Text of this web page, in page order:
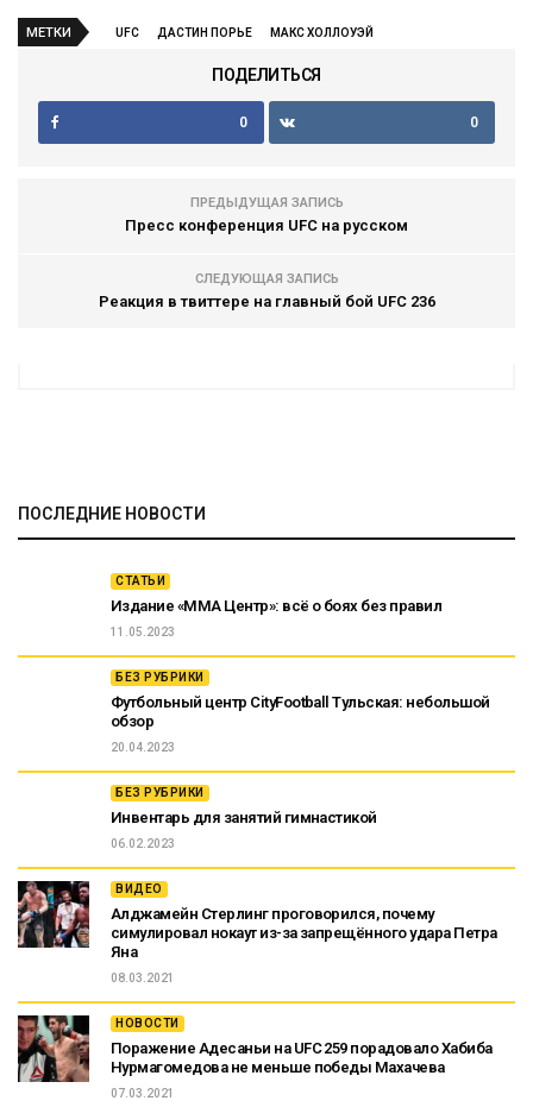
МЕТКИ UFC ДАСТИН ПОРЬЕ МАКС ХОЛЛОУЭЙ
ПОДЕЛИТЬСЯ
0 0
ПРЕДЫДУЩАЯ ЗАПИСЬ
Пресс конференция UFC на русском
СЛЕДУЮЩАЯ ЗАПИСЬ
Реакция в твиттере на главный бой UFC 236
ПОСЛЕДНИЕ НОВОСТИ
СТАТЬИ
Издание «ММА Центр»: всё о боях без правил
11.05.2023
БЕЗ РУБРИКИ
Футбольный центр CityFootball Тульская: небольшой
обзор
20.04.2023
БЕЗ РУБРИКИ
Инвентарь для занятий гимнастикой
06.02.2023
ВИДЕО
Алджамейн Стерлинг проговорился, почему
симулировал нокаут из-за запрещённого удара Петра
Яна
08.03.2021
НОВОСТИ
Поражение Адесаньи на UFC 259 порадовало Хабиба
Нурмагомедова не меньше победы Махачева
07.03.2021